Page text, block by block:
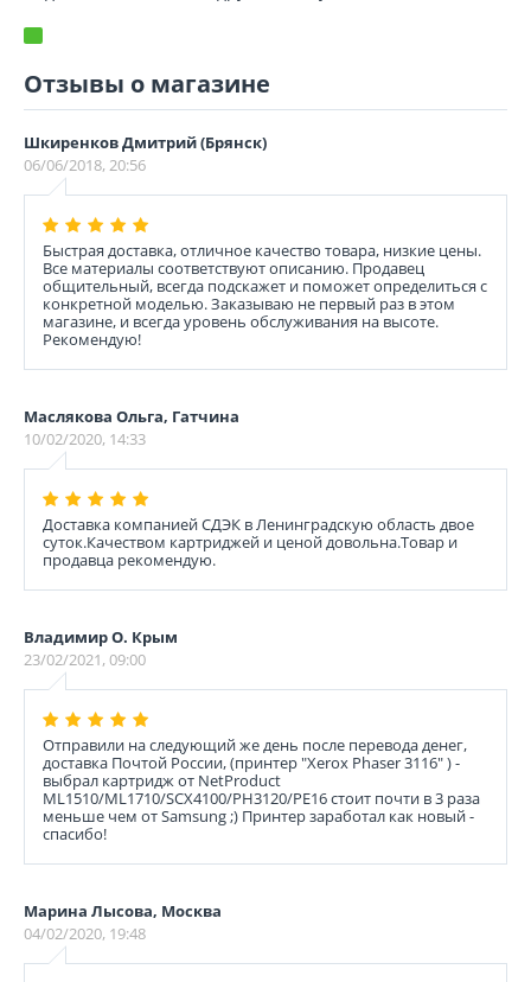
Отзывы о магазине
Шкиренков Дмитрий (Брянск)
06/06/2018, 20:56
Быстрая доставка, отличное качество товара, низкие цены.
Все материалы соответствуют описанию. Продавец
общительный, всегда подскажет и поможет определиться с
конкретной моделью. Заказываю не первый раз в этом
магазине, и всегда уровень обслуживания на высоте.
Рекомендую!
Маслякова Ольга, Гатчина
10/02/2020, 14:33
Доставка компанией СДЭК в Ленинградскую область двое
суток.Качеством картриджей и ценой довольна.Товар и
продавца рекомендую.
Владимир О. Крым
23/02/2021, 09:00
Отправили на следующий же день после перевода денег,
доставка Почтой России, (принтер "Xerox Phaser 3116" ) -
выбрал картридж от NetProduct
ML1510/ML1710/SCX4100/PH3120/PE16 стоит почти в 3 раза
меньше чем от Samsung ;) Принтер заработал как новый -
спасибо!
Марина Лысова, Москва
04/02/2020, 19:48